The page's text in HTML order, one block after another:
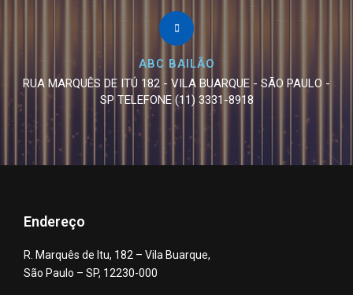
ABC BAILÃO
RUA MARQUÊS DE ITÚ 182 - VILA BUARQUE - SÃO PAULO -
SP TELEFONE (11) 3331-8918
Endereço
R. Marquês de Itu, 182 – Vila Buarque,
São Paulo – SP, 12230-000